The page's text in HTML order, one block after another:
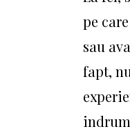
pe
sau
fapt,